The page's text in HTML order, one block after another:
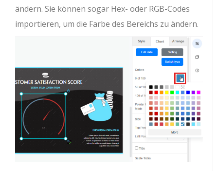
ändern. Sie können sogar Hex- oder RGB-Codes
importieren, um die Farbe des Bereichs zu ändern.